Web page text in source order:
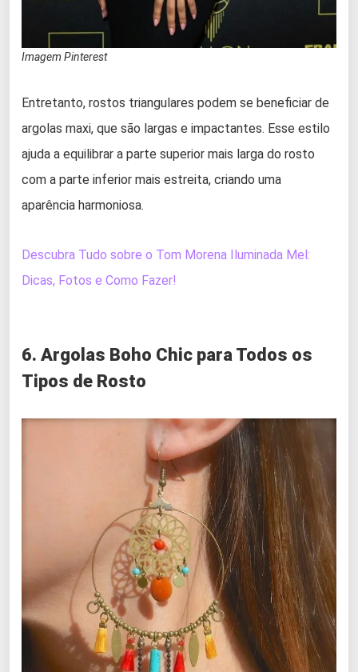
Imagem Pinterest
Entretanto, rostos triangulares podem se beneficiar de
argolas maxi, que são largas e impactantes. Esse estilo
ajuda a equilibrar a parte superior mais larga do rosto
com a parte inferior mais estreita, criando uma
aparência harmoniosa.
Descubra Tudo sobre o Tom Morena Iluminada Mel:
Dicas, Fotos e Como Fazer!
6. Argolas Boho Chic para Todos os
Tipos de Rosto